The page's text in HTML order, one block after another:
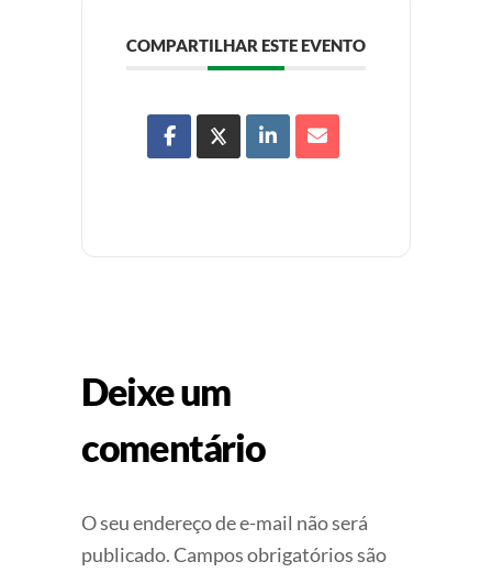
COMPARTILHAR ESTE EVENTO
Deixe um
comentário
O seu endereço de e-mail não será
publicado.Campos obrigatórios são